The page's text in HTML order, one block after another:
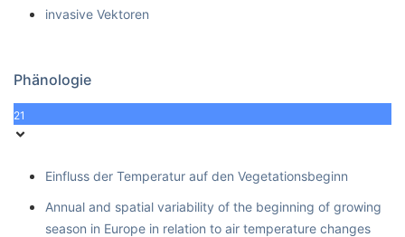
invasive Vektoren
Phänologie
21
Einfluss der Temperatur auf den Vegetationsbeginn
Annual and spatial variability of the beginning of growing
season in Europe in relation to air temperature changes